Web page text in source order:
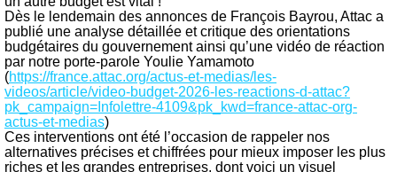
Dès le lendemain des annonces de François Bayrou, Attac a
publié une analyse détaillée et critique des orientations
budgétaires du gouvernement ainsi qu’une vidéo de réaction
par notre porte-parole Youlie Yamamoto
(https://france.attac.org/actus-et-medias/les-
videos/article/video-budget-2026-les-reactions-d-attac?
pk_campaign=Infolettre-4109&pk_kwd=france-attac-org-
actus-et-medias)
Ces interventions ont été l’occasion de rappeler nos
alternatives précises et chiffrées pour mieux imposer les plus
riches et les grandes entreprises, dont voici un visuel